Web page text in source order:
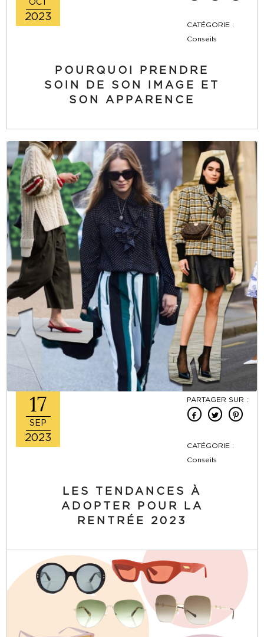
OCT
2023
CATÉGORIE :
Conseils
POURQUOI PRENDRE
SOIN DE SON IMAGE ET
SON APPARENCE
17
SEP
2023
PARTAGER SUR :
CATÉGORIE :
Conseils
LES TENDANCES À
ADOPTER POUR LA
RENTRÉE 2023